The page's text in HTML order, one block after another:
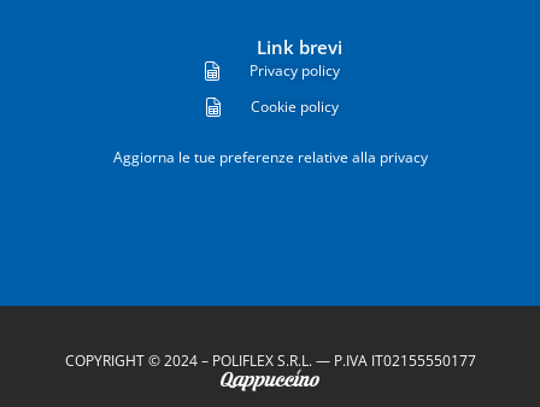
Link brevi
Privacy policy
Cookie policy
Aggiorna le tue preferenze relative alla privacy
COPYRIGHT © 2024 – POLIFLEX S.R.L. — P.IVA IT02155550177